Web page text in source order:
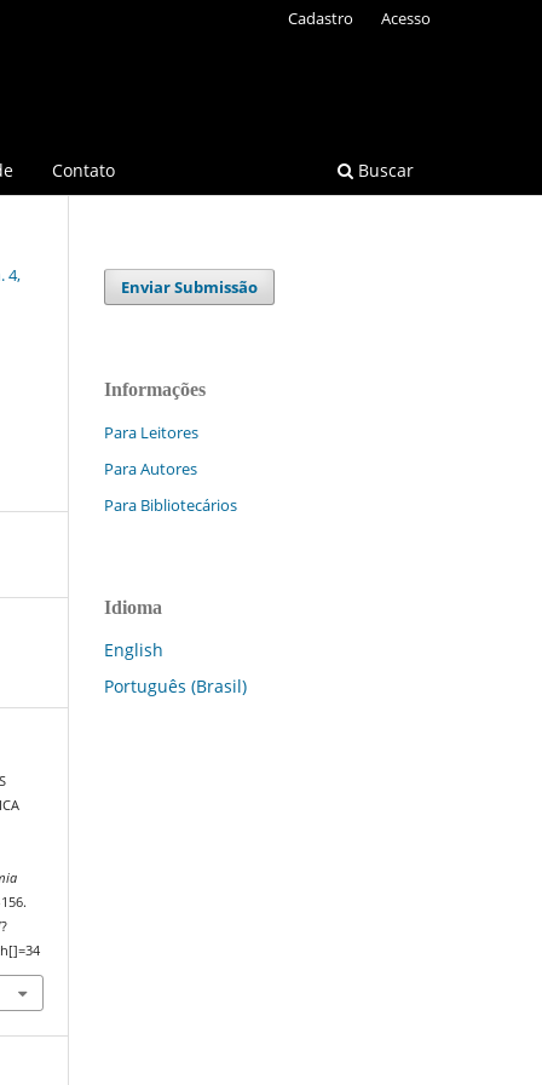
Contato Buscar
Cadastro Acesso
4,
Enviar Submissão
Informações
Para Leitores
Para Autores
Para Bibliotecários
Idioma
English
Português (Brasil)